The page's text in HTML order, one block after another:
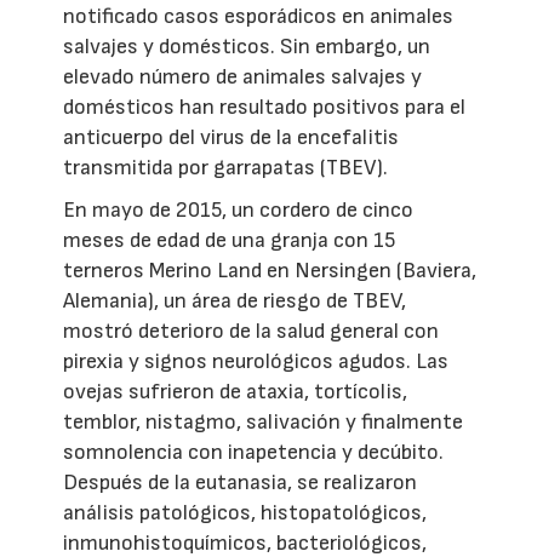
notificado casos esporádicos en animales
salvajes y domésticos. Sin embargo, un
elevado número de animales salvajes y
domésticos han resultado positivos para el
anticuerpo del virus de la encefalitis
transmitida por garrapatas (TBEV).
En mayo de 2015, un cordero de cinco
meses de edad de una granja con 15
terneros Merino Land en Nersingen (Baviera,
Alemania), un área de riesgo de TBEV,
mostró deterioro de la salud general con
pirexia y signos neurológicos agudos. Las
ovejas sufrieron de ataxia, tortícolis,
temblor, nistagmo, salivación y finalmente
somnolencia con inapetencia y decúbito.
Después de la eutanasia, se realizaron
análisis patológicos, histopatológicos,
inmunohistoquímicos, bacteriológicos,